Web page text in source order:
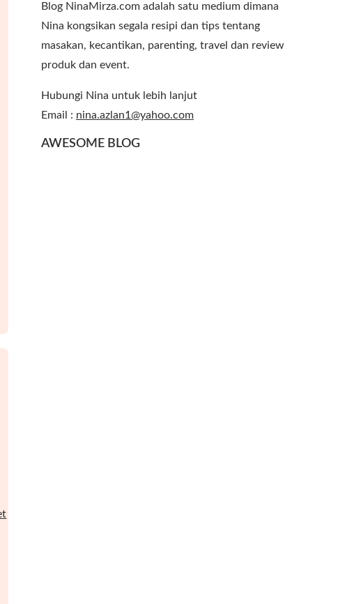
Blog NinaMirza.com adalah satu medium dimana
Nina kongsikan segala resipi dan tips tentang
masakan, kecantikan, parenting, travel dan review
produk dan event.
Hubungi Nina untuk lebih lanjut
Email : nina.azlan1@yahoo.com
AWESOME BLOG